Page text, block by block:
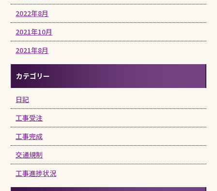
2022年8月
2021年10月
2021年8月
カテゴリー
日記
工事受注
工事完成
交通規制
工事進捗状況